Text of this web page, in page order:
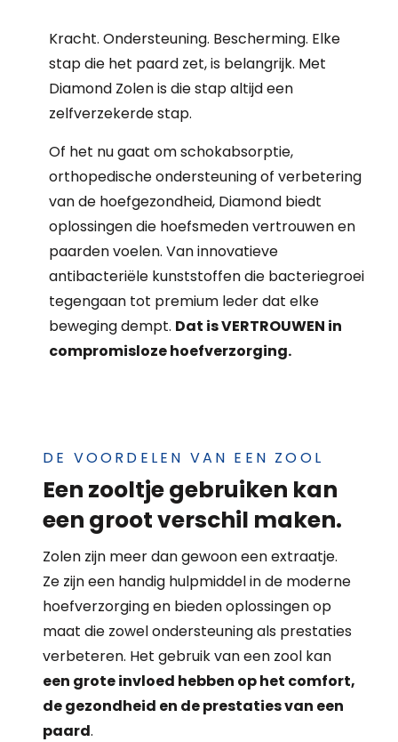
Kracht. Ondersteuning. Bescherming. Elke
stap die het paard zet, is belangrijk. Met
Diamond Zolen is die stap altijd een
zelfverzekerde stap.
Of het nu gaat om schokabsorptie,
orthopedische ondersteuning of verbetering
van de hoefgezondheid, Diamond biedt
oplossingen die hoefsmeden vertrouwen en
paarden voelen. Van innovatieve
antibacteriële kunststoffen die bacteriegroei
tegengaan tot premium leder dat elke
beweging dempt. Dat is VERTROUWEN in
compromisloze hoefverzorging.
DE VOORDELEN VAN EEN ZOOL
Een zooltje gebruiken kan
een groot verschil maken.
Zolen zijn meer dan gewoon een extraatje.
Ze zijn een handig hulpmiddel in de moderne
hoefverzorging en bieden oplossingen op
maat die zowel ondersteuning als prestaties
verbeteren. Het gebruik van een zool kan
een grote invloed hebben op het comfort,
de gezondheid en de prestaties van een
paard.